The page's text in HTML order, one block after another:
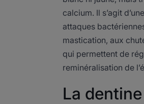
calcium. Il s’agit
attaques
mastication, aux
qui permettent de
reminéralisation de
La dentine